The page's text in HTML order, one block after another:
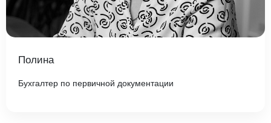
Полина
Бухгалтер по первичной документации